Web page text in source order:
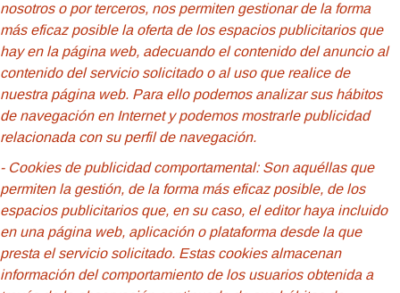
nosotros o por terceros, nos permiten gestionar de la forma
más eficaz posible la oferta de los espacios publicitarios que
hay en la página web, adecuando el contenido del anuncio al
contenido del servicio solicitado o al uso que realice de
nuestra página web. Para ello podemos analizar sus hábitos
de navegación en Internet y podemos mostrarle publicidad
relacionada con su perfil de navegación.
- Cookies de publicidad comportamental: Son aquéllas que
permiten la gestión, de la forma más eficaz posible, de los
espacios publicitarios que, en su caso, el editor haya incluido
en una página web, aplicación o plataforma desde la que
presta el servicio solicitado. Estas cookies almacenan
información del comportamiento de los usuarios obtenida a